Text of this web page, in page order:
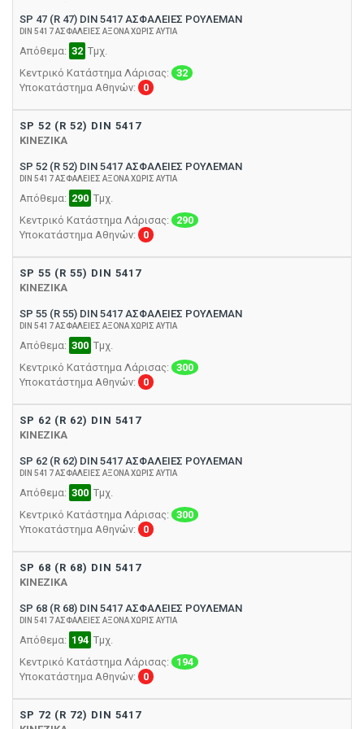
SP 47 (R 47) DIN 5417 ΑΣΦΑΛΕΙΕΣ ΡΟΥΛΕΜΑΝ
DIN 5417 ΑΣΦΑΛΕΙΕΣ ΑΞΟΝΑ ΧΩΡΙΣ ΑΥΤΙΑ
Απόθεμα: 32 Τμχ.
Κεντρικό Κατάστημα Λάρισας:
32
Υποκατάστημα Αθηνών:
0
SP 52 (R 52) DIN 5417
ΚΙΝΕΖΙΚΑ
SP 52 (R 52) DIN 5417 ΑΣΦΑΛΕΙΕΣ ΡΟΥΛΕΜΑΝ
DIN 5417 ΑΣΦΑΛΕΙΕΣ ΑΞΟΝΑ ΧΩΡΙΣ ΑΥΤΙΑ
Απόθεμα: 290 Τμχ.
Κεντρικό Κατάστημα Λάρισας:
290
Υποκατάστημα Αθηνών:
0
SP 55 (R 55) DIN 5417
ΚΙΝΕΖΙΚΑ
SP 55 (R 55) DIN 5417 ΑΣΦΑΛΕΙΕΣ ΡΟΥΛΕΜΑΝ
DIN 5417 ΑΣΦΑΛΕΙΕΣ ΑΞΟΝΑ ΧΩΡΙΣ ΑΥΤΙΑ
Απόθεμα: 300 Τμχ.
Κεντρικό Κατάστημα Λάρισας:
300
Υποκατάστημα Αθηνών:
0
SP 62 (R 62) DIN 5417
ΚΙΝΕΖΙΚΑ
SP 62 (R 62) DIN 5417 ΑΣΦΑΛΕΙΕΣ ΡΟΥΛΕΜΑΝ
DIN 5417 ΑΣΦΑΛΕΙΕΣ ΑΞΟΝΑ ΧΩΡΙΣ ΑΥΤΙΑ
Απόθεμα: 300 Τμχ.
Κεντρικό Κατάστημα Λάρισας:
300
Υποκατάστημα Αθηνών:
0
SP 68 (R 68) DIN 5417
ΚΙΝΕΖΙΚΑ
SP 68 (R 68) DIN 5417 ΑΣΦΑΛΕΙΕΣ ΡΟΥΛΕΜΑΝ
DIN 5417 ΑΣΦΑΛΕΙΕΣ ΑΞΟΝΑ ΧΩΡΙΣ ΑΥΤΙΑ
Απόθεμα: 194 Τμχ.
Κεντρικό Κατάστημα Λάρισας:
194
Υποκατάστημα Αθηνών:
0
SP 72 (R 72) DIN 5417